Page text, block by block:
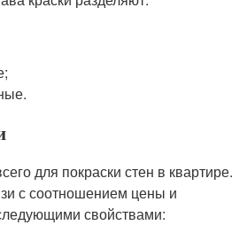
для покраски стен в квартире.
с соотношением цены и
свойствами: